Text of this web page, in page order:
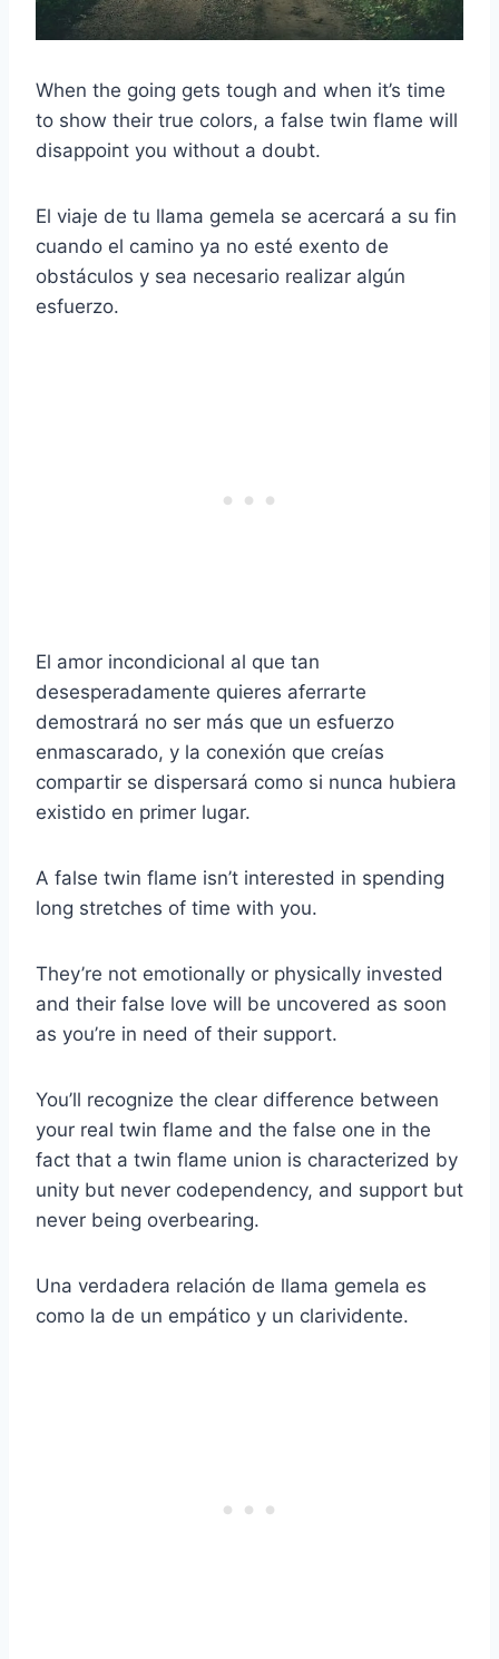
When the going gets tough and when it’s time
to show their true colors, a false twin flame will
disappoint you without a doubt.
El viaje de tu llama gemela se acercará a su fin
cuando el camino ya no esté exento de
obstáculos y sea necesario realizar algún
esfuerzo.
El amor incondicional al que tan
desesperadamente quieres aferrarte
demostrará no ser más que un esfuerzo
enmascarado, y la conexión que creías
compartir se dispersará como si nunca hubiera
existido en primer lugar.
A false twin flame isn’t interested in spending
long stretches of time with you.
They’re not emotionally or physically invested
and their false love will be uncovered as soon
as you’re in need of their support.
You’ll recognize the clear difference between
your real twin flame and the false one in the
fact that a twin flame union is characterized by
unity but never codependency, and support but
never being overbearing.
Una verdadera relación de llama gemela es
como la de un empático y un clarividente.